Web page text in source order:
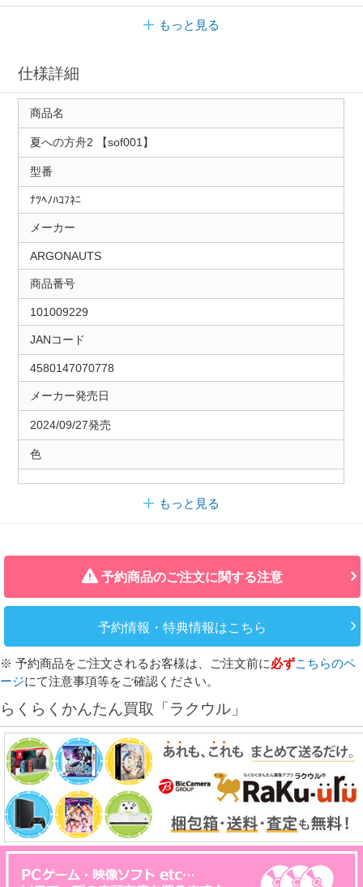
もっと見る
仕様詳細
商品名
夏への方舟2 【sof001】
型番
ﾅﾂﾍﾉﾊｺﾌﾈﾆ
メーカー
ARGONAUTS
商品番号
101009229
JANコード
4580147070778
メーカー発売日
2024/09/27発売
色
もっと見る
予約商品のご注文に関する注意
予約情報・特典情報はこちら
※ 予約商品をご注文されるお客様は、ご注文前に必ずこちらのペ
ージにて注意事項等をご確認ください。
らくらくかんたん買取「ラクウル」